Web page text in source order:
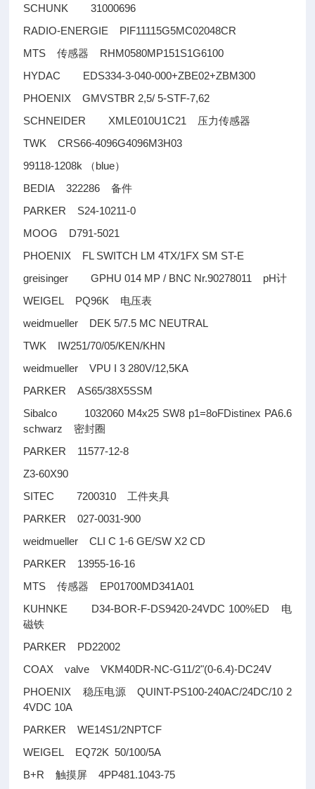
SCHUNK 31000696
RADIO-ENERGIE PIF11115G5MC02048CR
MTS传感器
RHM0580MP151S1G6100
HYDAC EDS334-3-040-000+ZBE02+ZBM300
PHOENIX GMVSTBR 2,5/ 5-STF-7,62
SCHNEIDER XMLE010U1C21 压力传感器
TWK CRS66-4096G4096M3H03
99118-1208k
（blue）
BEDIA 322286备件
PARKER S24-10211-0
MOOG D791-5021
PHOENIX FL SWITCH LM 4TX/1FX SM ST-E
greisinger GPHU 014 MP / BNC Nr.90278011 pH计
WEIGEL PQ96K 电压表
weidmueller DEK 5/7.5 MC NEUTRAL
TWK IW251/70/05/KEN/KHN
weidmueller VPU I 3 280V/12,5KA
PARKER AS65/38X5SSM
Sibalco 1032060 M4x25 SW8 p1=8oFDistinex PA6.6
schwarz 密封圈
PARKER 11577-12-8
Z3-60X90
SITEC 7200310 工件夹具
PARKER 027-0031-900
weidmueller CLI C 1-6 GE/SW X2 CD
PARKER 13955-16-16
MTS传感器
EP01700MD341A01
KUHNKE D34-BOR-F-DS9420-24VDC 100%ED
电
磁铁
PARKER PD22002
COAX valve VKM40DR-NC-G11/2"(0-6.4)-DC24V
PHOENIX稳压电源QUINT-PS100-240AC/24DC/10 2
4VDC 10A
PARKER WE14S1/2NPTCF
WEIGEL EQ72K 50/100/5A
B+R触摸屏 4PP481.1043-75